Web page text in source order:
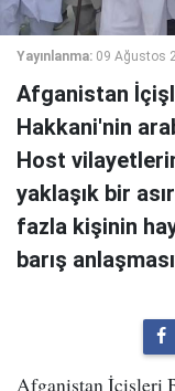
Yayınlanma: 09 Ağustos
Afganistan
Hakkani'nin
Host
yaklaşık bir
fazla kişinin
barış
Afganistan İçişleri